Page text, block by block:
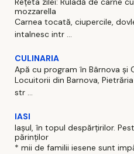
mozzarella
Carnea tocată, ciupercile,
intalnesc intr ...
CULINARIA
Apă cu program în Bârnova și
Locuitorii din Barnova,
str ...
IASI
Iașul, în topul despărțirilor.
părinților
* mii de familii iesene sunt